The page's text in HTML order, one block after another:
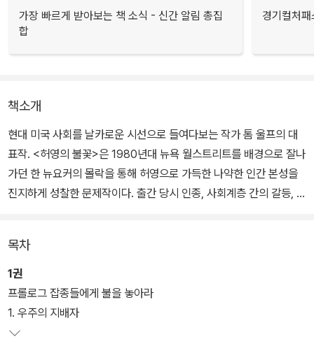
가장 빠르게 받아보는 책 소식 - 신간 알림 총집
합
경기컬처
책소개
현대 미국 사회를 날카로운 시선으로 들여다보는 작가 톰 울프의 대
표작. <허영의 불꽃>은 1980년대 뉴욕 월스트리트를 배경으로 잘나
가던 한 뉴요커의 몰락을 통해 허영으로 가득한 나약한 인간 본성을
진지하게 성찰한 문제작이다. 출간 당시 인종, 사회계층 간의 갈등, 권
또한 이 작품은 「모던 라이브러리」가 선정한 '20세기 100대 영문소
설', 「가디언」이 선정한 '죽기 전에 꼭 읽어야 할 책'에 포함되었으며,
브라이언 드 팔마 감독의 영화 [허영의 불꽃](1990, 톰 행크스 주연)
으로 제작되어 또 한 차례 주목받았다.
목차
1권
프롤로그 잡종들에게 불을 놓아라
1. 우주의 지배자